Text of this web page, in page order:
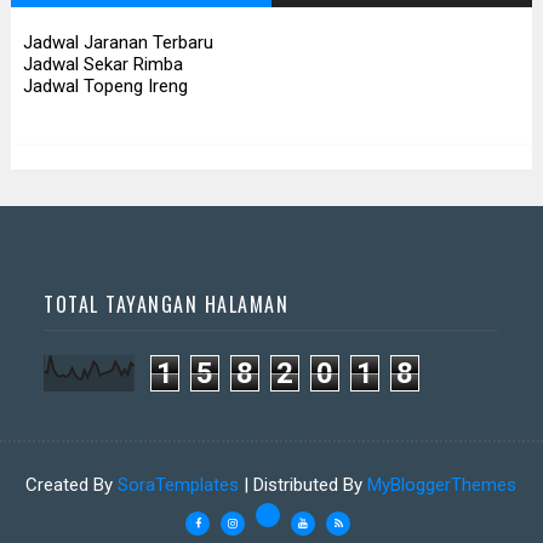
Jadwal Jathilan Sleman Jadwal Jathilan Kulon Progo
Bathoro Suro
Jadwal Jaranan Terbaru
Jadwal Sekar Rimba
Jadwal Topeng Ireng
TOTAL TAYANGAN HALAMAN
1 5 8 2 0 1 8
Created BySoraTemplates | Distributed ByMyBloggerThemes